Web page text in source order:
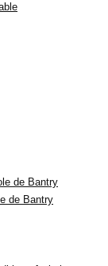
de Bantry
de Bantry